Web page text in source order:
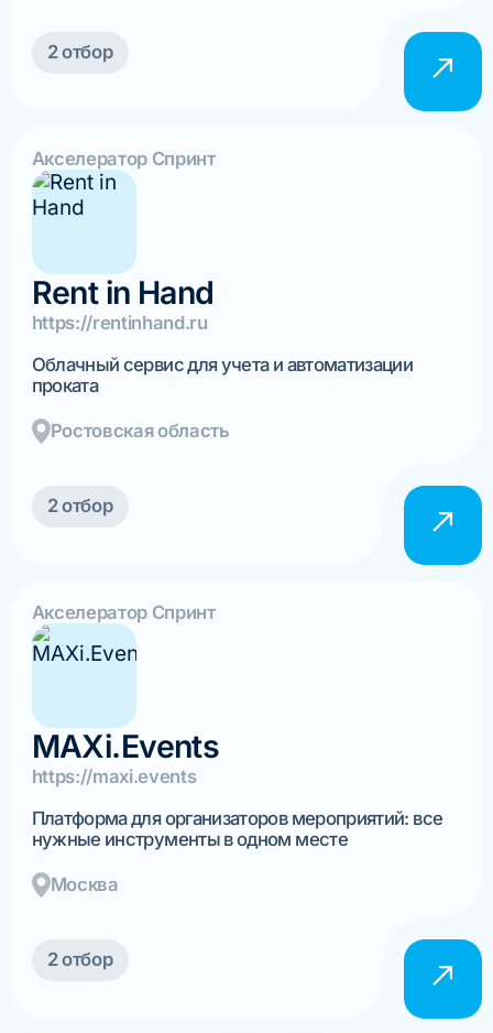
2 отбор
Акселератор Спринт
Rent in Hand
https://rentinhand.ru
Облачный сервис для учета и автоматизации
проката
Ростовская область
2 отбор
Акселератор Спринт
MAXi.Events
https://maxi.events
Платформа для организаторов мероприятий: все
нужные инструменты в одном месте
Москва
2 отбор